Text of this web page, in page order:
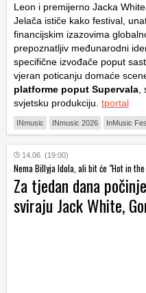
Leon i premijerno Jacka
Jelača ističe kako festival,
financijskim izazovima
prepoznatljiv međunarodni
specifične izvođače poput
vjeran poticanju domaće
platforme poput Supervala
svjetsku produkciju. tportal
INmusic INmusic 2026 InMusic
14.06. (19:00)
Nema Billyja Idola, ali bit će "Hot in
Za tjedan dana
sviraju Jack White,